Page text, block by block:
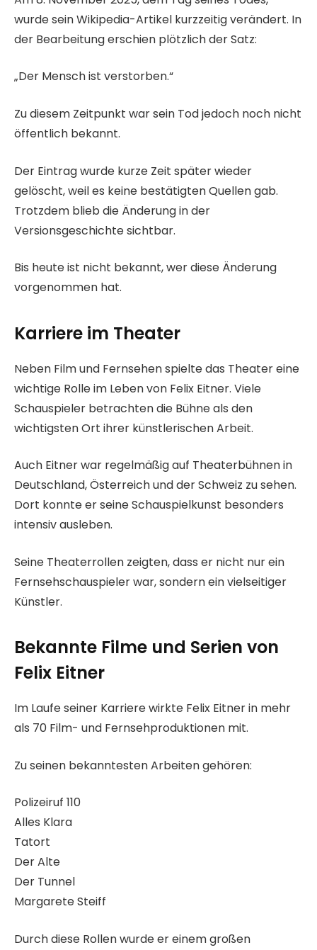
wurde sein Wikipedia-Artikel kurzzeitig verändert. In
der Bearbeitung erschien plötzlich der Satz:
„Der Mensch ist verstorben.“
Zu diesem Zeitpunkt war sein Tod jedoch noch nicht
öffentlich bekannt.
Der Eintrag wurde kurze Zeit später wieder
gelöscht, weil es keine bestätigten Quellen gab.
Trotzdem blieb die Änderung in der
Versionsgeschichte sichtbar.
Bis heute ist nicht bekannt, wer diese Änderung
vorgenommen hat.
Karriere im Theater
Neben Film und Fernsehen spielte das Theater eine
wichtige Rolle im Leben von Felix Eitner. Viele
Schauspieler betrachten die Bühne als den
wichtigsten Ort ihrer künstlerischen Arbeit.
Auch Eitner war regelmäßig auf Theaterbühnen in
Deutschland, Österreich und der Schweiz zu sehen.
Dort konnte er seine Schauspielkunst besonders
intensiv ausleben.
Seine Theaterrollen zeigten, dass er nicht nur ein
Fernsehschauspieler war, sondern ein vielseitiger
Künstler.
Bekannte Filme und Serien von
Felix Eitner
Im Laufe seiner Karriere wirkte Felix Eitner in mehr
als 70 Film- und Fernsehproduktionen mit.
Zu seinen bekanntesten Arbeiten gehören:
Polizeiruf 110
Alles Klara
Tatort
Der Alte
Der Tunnel
Margarete Steiff
Durch diese Rollen wurde er einem großen